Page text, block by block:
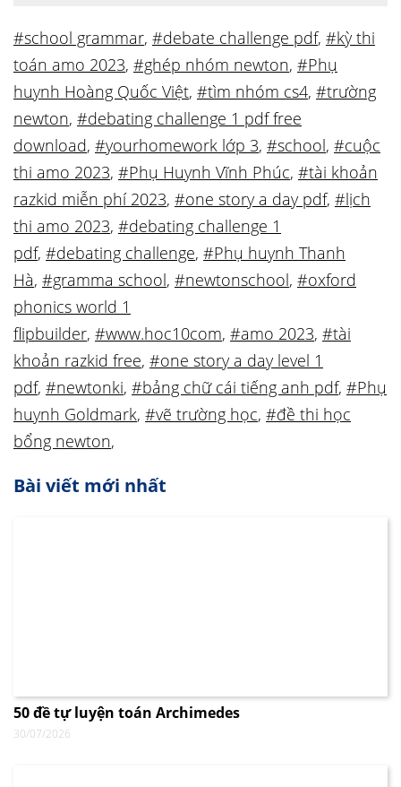
#school grammar, #debate challenge pdf, #kỳ thi
toán amo 2023, #ghép nhóm newton, #Phụ
huynh Hoàng Quốc Việt, #tìm nhóm cs4, #trường
newton, #debating challenge 1 pdf free
download, #yourhomework lớp 3, #school, #cuộc
thi amo 2023, #Phụ Huynh Vĩnh Phúc, #tài khoản
razkid miễn phí 2023, #one story a day pdf, #lịch
thi amo 2023, #debating challenge 1
pdf, #debating challenge, #Phụ huynh Thanh
Hà, #gramma school, #newtonschool, #oxford
phonics world 1
flipbuilder, #www.hoc10com, #amo 2023, #tài
khoản razkid free, #one story a day level 1
pdf, #newtonki, #bảng chữ cái tiếng anh pdf, #Phụ
huynh Goldmark, #vẽ trường học, #đề thi học
bổng newton,
Bài viết mới nhất
50 đề tự luyện toán Archimedes
30/07/2026